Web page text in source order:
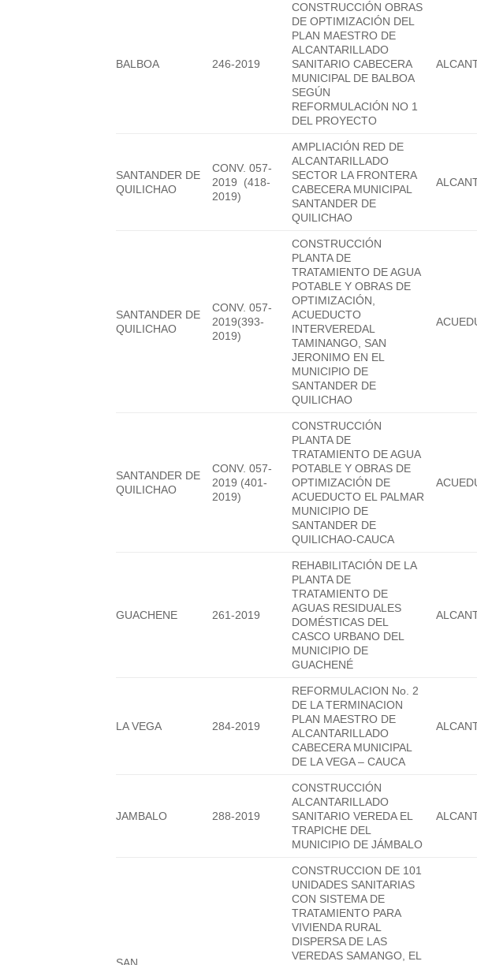
BALBOA 246-2019
CONSTRUCCIÓN OBRAS
DE OPTIMIZACIÓN DEL
PLAN MAESTRO DE
ALCANTARILLADO
SANITARIO CABECERA
MUNICIPAL DE BALBOA
SEGÚN
REFORMULACIÓN NO 1
DEL PROYECTO
SANTANDER DE
QUILICHAO
CONV. 057-
2019 (418-
2019)
AMPLIACIÓN RED DE
ALCANTARILLADO
SECTOR LA FRONTERA
CABECERA MUNICIPAL
SANTANDER DE
QUILICHAO
SANTANDER DE
QUILICHAO
CONV. 057-
2019(393-
2019)
CONSTRUCCIÓN
PLANTA DE
TRATAMIENTO DE AGUA
POTABLE Y OBRAS DE
OPTIMIZACIÓN,
ACUEDUCTO
INTERVEREDAL
TAMINANGO, SAN
JERONIMO EN EL
MUNICIPIO DE
SANTANDER DE
QUILICHAO
SANTANDER DE
QUILICHAO
CONV. 057-
2019 (401-
2019)
CONSTRUCCIÓN
PLANTA DE
TRATAMIENTO DE AGUA
POTABLE Y OBRAS DE
OPTIMIZACIÓN DE
ACUEDUCTO EL PALMAR
MUNICIPIO DE
SANTANDER DE
QUILICHAO-CAUCA
GUACHENE 261-2019
REHABILITACIÓN DE LA
PLANTA DE
TRATAMIENTO DE
AGUAS RESIDUALES
DOMÉSTICAS DEL
CASCO URBANO DEL
MUNICIPIO DE
GUACHENÉ
LA VEGA 284-2019
REFORMULACION No. 2
DE LA TERMINACION
PLAN MAESTRO DE
ALCANTARILLADO
CABECERA MUNICIPAL
DE LA VEGA – CAUCA
JAMBALO 288-2019
CONSTRUCCIÓN
ALCANTARILLADO
SANITARIO VEREDA EL
TRAPICHE DEL
MUNICIPIO DE JÁMBALO
CONSTRUCCION DE 101
UNIDADES SANITARIAS
CON SISTEMA DE
TRATAMIENTO PARA
VIVIENDA RURAL
DISPERSA DE LAS
VEREDAS SAMANGO, EL